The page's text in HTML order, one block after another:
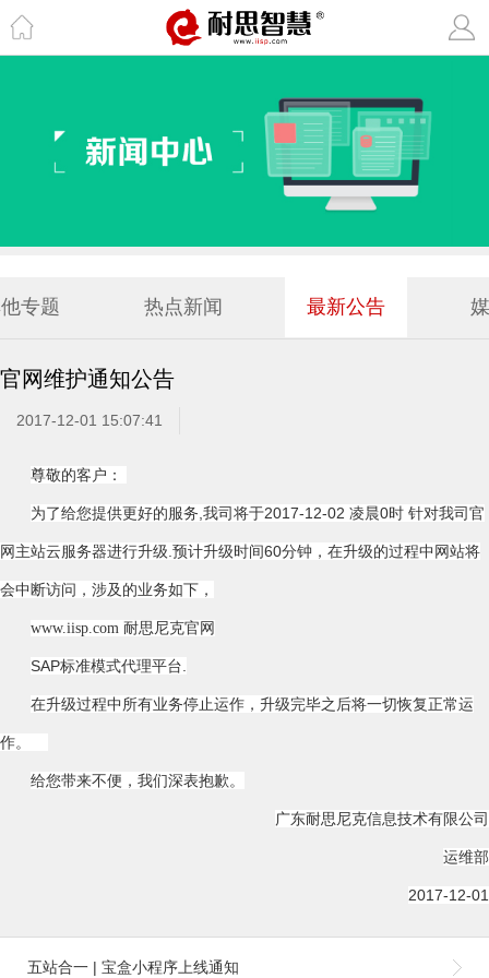
专题 热点新闻 最新公告
官网维护通知公告
2017-12-01 15:07:41
尊敬的客户：
为了给您提供更好的服务,我司将于2017-12-02 凌晨0时 针对我司官
网主站云服务器进行升级.预计升级时间60分钟，在升级的过程中网站将
会中断访问，涉及的业务如下，
www.iisp.com 耐思尼克官网
SAP标准模式代理平台.
在升级过程中所有业务停止运作，升级完毕之后将一切恢复正常运
作。
给您带来不便，我们深表抱歉。
广东耐思尼克信息技术有限公司
运维部
2017-12-01
五站合一 | 宝盒小程序上线通知